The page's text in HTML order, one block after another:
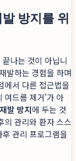
방지를 위
나는 것이 아닙니
발하는 경험을 하며
에서 다른 접근법을
여드름 제거'가 아
재발 방지에 두는 것
의 관리와 환자 스스
관리 프로그램을